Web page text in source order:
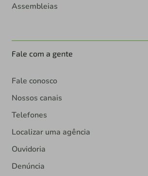
Assembleias
Fale com a gente
Fale conosco
Nossos canais
Telefones
Localizar uma agência
Ouvidoria
Denúncia